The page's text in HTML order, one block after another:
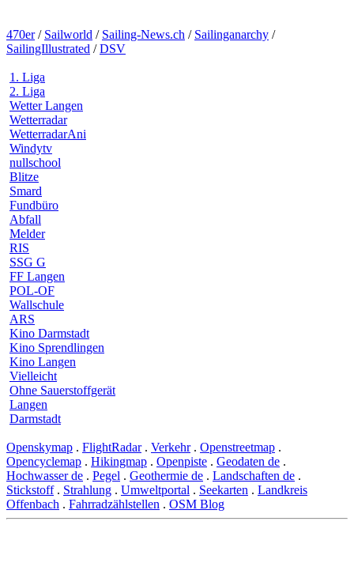
470er/ Sailworld / Sailing-News.ch / Sailinganarchy /
SailingIllustrated /DSV
1. Liga
2. Liga
Wetter Langen
Wetterradar
WetterradarAni
Windytv
nullschool
Blitze
Smard
Fundbüro
Abfall
Melder
RIS
SSG G
FF Langen
POL-OF
Wallschule
ARS
Kino Darmstadt
Kino Sprendlingen
Kino Langen
Vielleicht
Ohne Sauerstoffgerät
Langen
Darmstadt
Openskymap . FlightRadar. Verkehr. Openstreetmap .
Opencyclemap . Hikingmap . Openpiste . Geodaten de .
Hochwasser de . Pegel . Geothermie de . Landschaften de .
Stickstoff. Strahlung . Umweltportal . Seekarten . Landkreis
Offenbach . Fahrradzählstellen . OSM Blog